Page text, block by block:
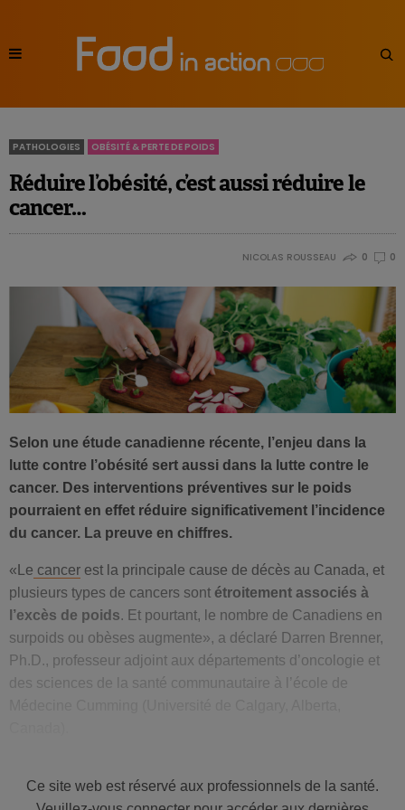
PATHOLOGIES OBÉSITÉ & PERTE DE POIDS
Réduire l’obésité, c’est aussi réduire le
cancer…
NICOLAS ROUSSEAU 0 0
Selon une étude canadienne récente, l’enjeu dans la
lutte contre l’obésité sert aussi dans la lutte contre le
cancer. Des interventions préventives sur le poids
pourraient en effet réduire significativement l’incidence
du cancer. La preuve en chiffres.
«Le cancer est la principale cause de décès au Canada, et
plusieurs types de cancers sont étroitement associés à
l’excès de poids. Et pourtant, le nombre de Canadiens en
surpoids ou obèses augmente», a déclaré Darren Brenner,
Ph.D., professeur adjoint aux départements d’oncologie et
des sciences de la santé communautaire à l’école de
établissements au Canada, qui travaillent ensemble sur le
Ce site web est réservé aux professionnels de la santé.